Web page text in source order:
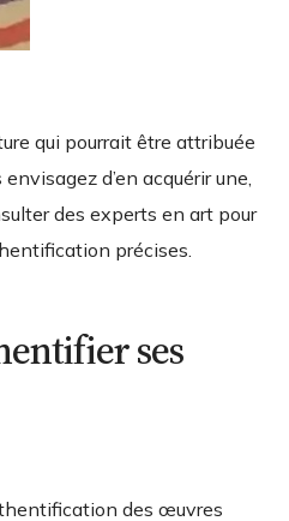
qui pourrait être attribuée
d’en acquérir une,
des experts en art pour
précises.
ses
des œuvres